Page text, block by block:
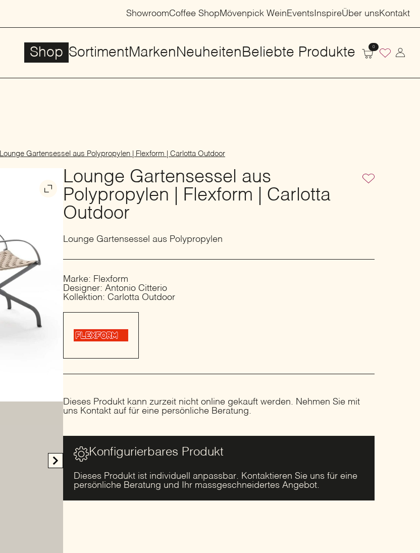
ShowroomCoffee ShopMövenpick WeinEvents InspireÜber unsKontakt
Shop SortimentMarken Neuheiten Beliebte Produkte 0
Lounge Gartensessel aus Polypropylen | Flexform | Carlotta Outdoor
Lounge Gartensessel aus
Polypropylen | Flexform | Carlotta
Outdoor
Lounge Gartensessel aus Polypropylen
Marke: Flexform
Designer: Antonio Citterio
Kollektion: Carlotta Outdoor
Dieses Produkt kann zurzeit nicht online gekauft werden. Nehmen Sie mit
uns Kontakt auf für eine persönliche Beratung.
Konfigurierbares Produkt
Dieses Produkt ist individuell anpassbar. Kontaktieren Sie uns für eine
persönliche Beratung und Ihr massgeschneidertes Angebot.